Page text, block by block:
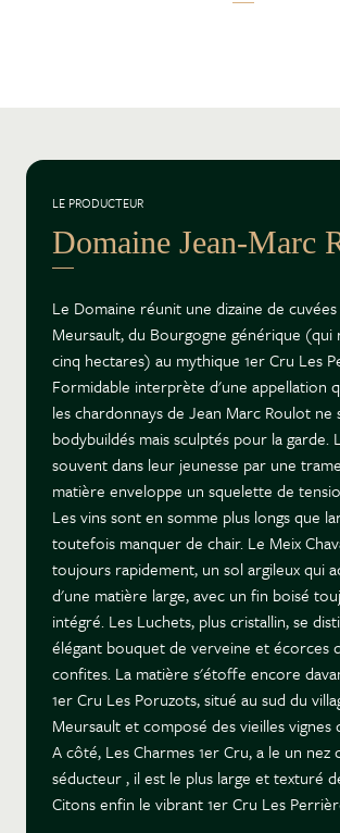
LE PRODUCTEUR
Domaine Jean-Marc
Le Domaine réunit une dizaine de
Meursault, du Bourgogne générique (qui
cinq hectares) au mythique 1er Cru Les
Formidable interprète d'une appellation
les chardonnays de Jean Marc Roulot ne
bodybuildés mais sculptés pour la garde.
souvent dans leur jeunesse par une
matière enveloppe un squelette de
Les vins sont en somme plus longs que
toutefois manquer de chair. Le Meix
toujours rapidement, un sol argileux qui
d'une matière large, avec un fin boisé
intégré. Les Luchets, plus cristallin, se
élégant bouquet de verveine et écorces
confites. La matière s'étoffe encore
1er Cru Les Poruzots, situé au sud du
Meursault et composé des vieilles vignes
A côté, Les Charmes 1er Cru, a le un nez
séducteur , il est le plus large et texturé
Citons enfin le vibrant 1er Cru Les